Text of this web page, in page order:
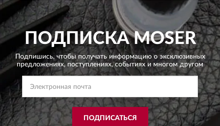
ПОДПИСКАMOSER
Подпишись, чтобы получать информацию о эксклюзивных
предложениях,поступлениях, событиях и многом другом
ПОДПИСАТЬСЯ